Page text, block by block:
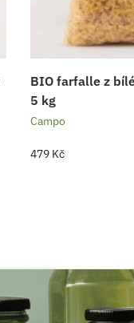
BIO farfalle z
5 kg
Campo
479 Kč